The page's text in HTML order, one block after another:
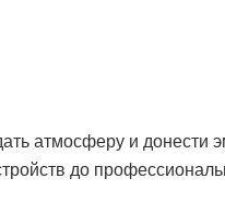
атмосферу и донести
до